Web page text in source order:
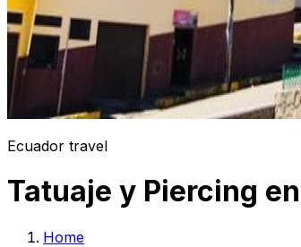
Ecuador travel
Tatuaje y Piercing
Home